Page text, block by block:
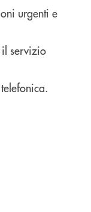
urgenti e
il servizio